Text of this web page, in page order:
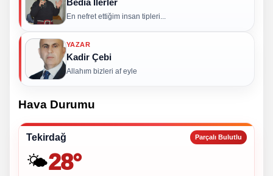
Bedia İlerler
En nefret ettiğim insan tipleri...
YAZAR
Kadir Çebi
Allahım bizleri af eyle
Hava Durumu
Tekirdağ Parçalı Bulutlu
🌤️28°